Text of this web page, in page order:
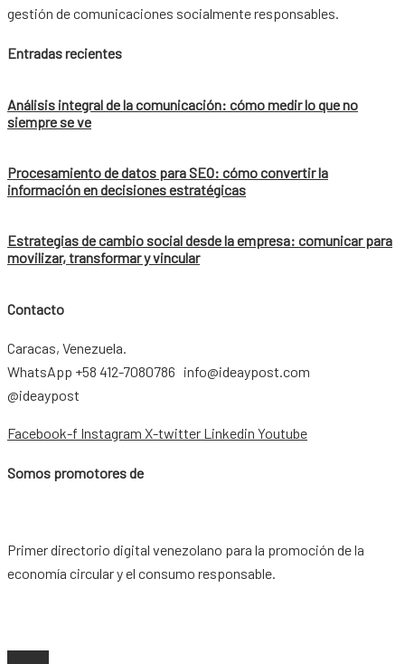
gestión de comunicaciones socialmente responsables.
Entradas recientes
Análisis integral de la comunicación: cómo medir lo que no
siempre se ve
Procesamiento de datos para SEO: cómo convertir la
información en decisiones estratégicas
Estrategias de cambio social desde la empresa: comunicar para
movilizar, transformar y vincular
Contacto
Caracas, Venezuela.
WhatsApp +58 412-7080786 info@ideaypost.com
@ideaypost
Facebook-f Instagram X-twitter Linkedin Youtube
Somos promotores de
Primer directorio digital venezolano para la promoción de la
economía circular y el consumo responsable.